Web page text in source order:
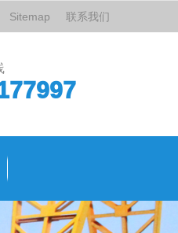
Sitemap 联系我们